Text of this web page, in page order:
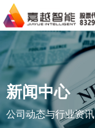
新闻中心
公司动态与行业资讯